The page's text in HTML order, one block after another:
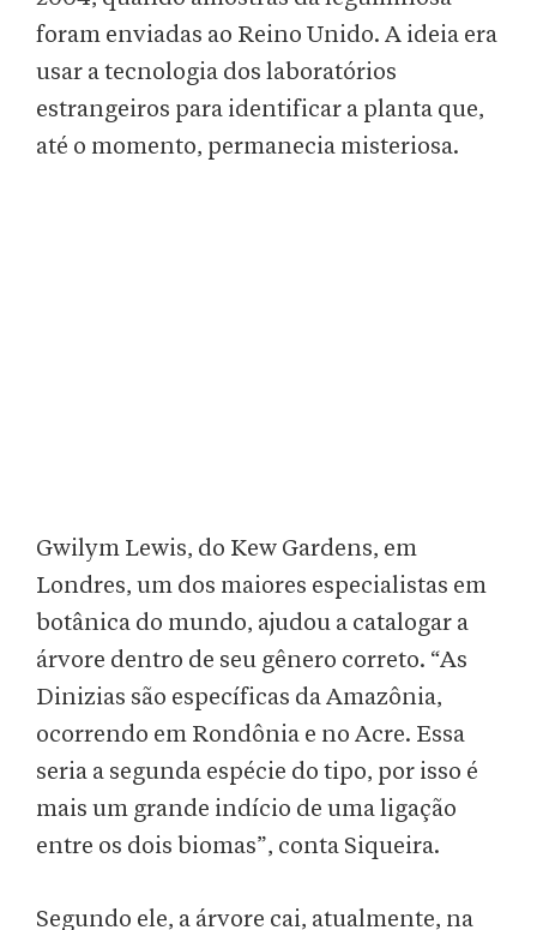
foram enviadas ao Reino Unido. A ideia era
usar a tecnologia dos laboratórios
estrangeiros para identificar a planta que,
até o momento, permanecia misteriosa.
Gwilym Lewis, do Kew Gardens, em
Londres, um dos maiores especialistas em
botânica do mundo, ajudou a catalogar a
árvore dentro de seu gênero correto. “As
Dinizias são específicas da Amazônia,
ocorrendo em Rondônia e no Acre. Essa
seria a segunda espécie do tipo, por isso é
mais um grande indício de uma ligação
entre os dois biomas”, conta Siqueira.
Segundo ele, a árvore cai, atualmente, na